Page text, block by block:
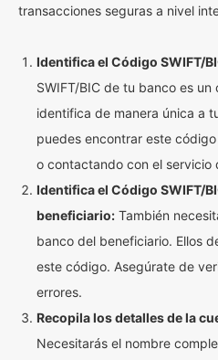
transacciones seguras a nivel
Identifica el Código SWIFT/
SWIFT/BIC de tu banco es
identifica de manera única a
puedes encontrar este
o contactando con el servicio
Identifica el Código SWIFT/
beneficiario: También
banco del beneficiario. Ellos
este código. Asegúrate de
errores.
Recopila los detalles de la
Necesitarás el nombre